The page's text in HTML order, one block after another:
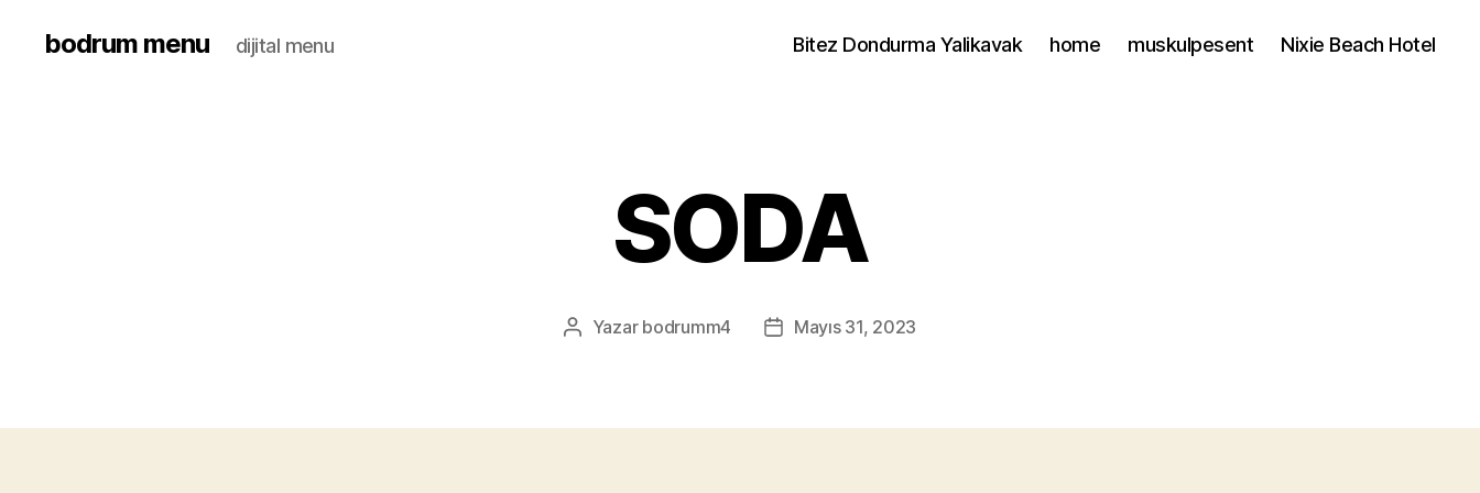
bodrum menu dijital menu Bitez Dondurma Yalikavak home muskulpesent Nixie Beach Hotel
SODA
Yazar bodrumm4 Mayıs 31, 2023